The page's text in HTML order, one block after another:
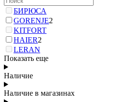
БИРЮСА
GORENJE2
KITFORT
HAIER2
LERAN
Показать еще
Наличие
Наличие в магазинах